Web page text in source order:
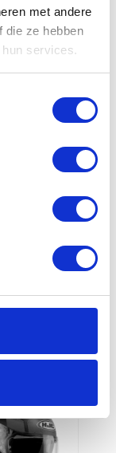
met andere
die ze hebben
services.
Speed R
379,99
prijs
prijs